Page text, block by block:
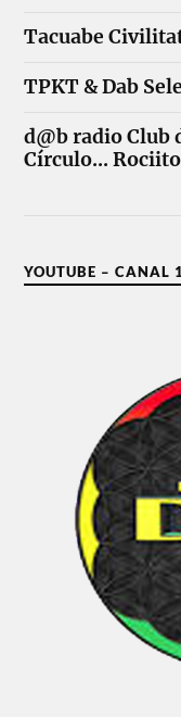
Tacuabe
TPKT & Dab
d@b radio Club
Círculo...
YOUTUBE – CANAL